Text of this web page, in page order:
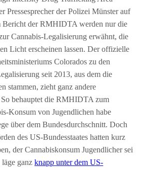
der Polizei Münster auf
Bericht der RMHIDTA werden nur die
Cannabis-Legalisierung erwähnt, die
Licht erscheinen lassen. Der offizielle
Colorados zu den
seit 2013, aus dem die
stammen, zieht ganz andere
behauptet die RMHIDTA zum
Konsum von Jugendlichen habe
über dem Bundesdurchschnitt. Doch
des US-Bundesstaates hatten kurz
der Cannabiskonsum Jugendlicher sei
läge ganzknapp unter dem US-